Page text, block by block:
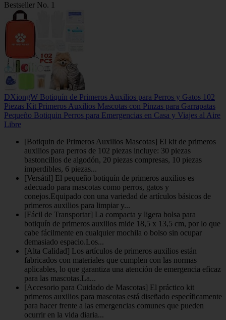
Bestseller No. 1
DXiongW Botiquín de Primeros Auxilios para Perros y Gatos 102
Piezas Kit Primeros Auxilios Mascotas con Pinzas para Garrapatas
Pequeño Botiquin Perros para Emergencias en Casa y Viajes al Aire
Libre
[Botiquin de Primeros Auxilios Mascotas] El kit de primeros
auxilios para perros de 102 piezas incluye: 30 piezas
bastoncillos de algodón, 20 piezas compresas, 10 piezas
imperdibles, 6 piezas...
[Versátil] El pequeño botiquín de primeros auxilios es
adecuado para mascotas como perros, gatos y
conejos.Equipado con una variedad de artículos básicos de
primeros auxilios para limpiar y...
[Fácil de Transportar] La compacta y ligera bolsa para
botiquín de primeros auxilios mide 18,5 x 13,5 cm, por lo que
cabe fácilmente en cualquier mochila o bolso sin ocupar
demasiado espacio.Los...
[Alta Calidad] Los artículos de primeros auxilios están
fabricados con materiales que cumplen con las normas
aplicables, lo que garantiza una atención de emergencia eficaz
para las mascotas.La...
[Accesorio para Cuidado de Mascotas] El práctico kit
primeros auxilios para mascotas está diseñado específicamente
para hacer frente a las emergencias comunes que pueden
ocurrir en la vida diaria...